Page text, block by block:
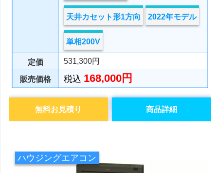
天井カセット形1方向 2022年モデル
単相200V
定価 531,300円
販売価格 税込 168,000円
商品詳細
無料お見積り
ハウジングエアコン